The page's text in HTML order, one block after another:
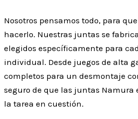
Nosotros pensamos todo, para
hacerlo. Nuestras juntas se
elegidos específicamente para
individual. Desde juegos de alta
completos para un desmontaje
seguro de que las juntas Namura
la tarea en cuestión.